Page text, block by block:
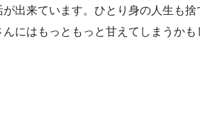
出来ています。ひとり身の人生も捨
にはもっともっと甘えてしまうかも